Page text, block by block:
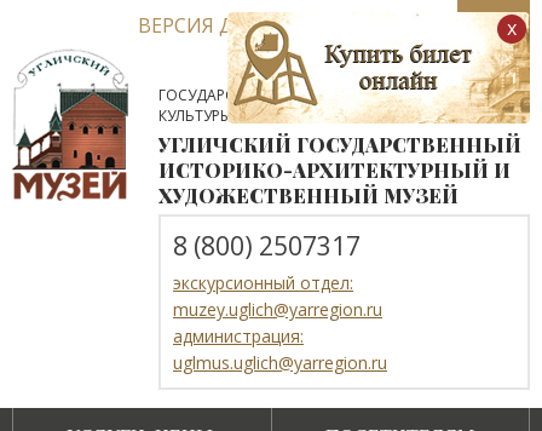
ВЕРСИЯ ДЛЯ СЛАБОВИДЯЩИХ
ГОСУДАРСТВЕННОЕ АВТОНОМНОЕ УЧРЕЖДЕНИЕ
КУЛЬТУРЫ ЯРОСЛАВСКОЙ ОБЛАСТИ
УГЛИЧСКИЙ ГОСУДАРСТВЕННЫЙ
ИСТОРИКО-АРХИТЕКТУРНЫЙ И
ХУДОЖЕСТВЕННЫЙ МУЗЕЙ
8 (800) 2507317
экскурсионный отдел:
muzey.uglich@yarregion.ru
администрация:
uglmus.uglich@yarregion.ru
x